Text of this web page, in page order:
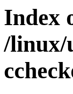
Index
/linux/